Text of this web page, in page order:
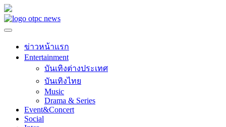
Skip
to
ข่าวหน้าแรก
Entertainment
บันเทิงต่างประเทศ
บันเทิงไทย
Music
Drama & Series
Event&Concert
Social